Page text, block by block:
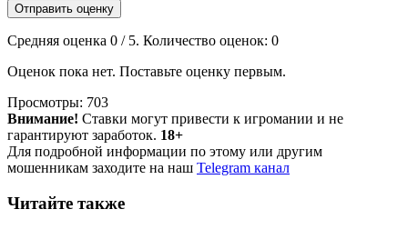
Отправить оценку
Средняя оценка 0 / 5. Количество оценок: 0
Оценок пока нет. Поставьте оценку первым.
Просмотры: 703
Внимание! Ставки могут привести к игромании и не
гарантируют заработок. 18+
Для подробной информации по этому или другим
мошенникам заходите на наш Telegram канал
Читайте также